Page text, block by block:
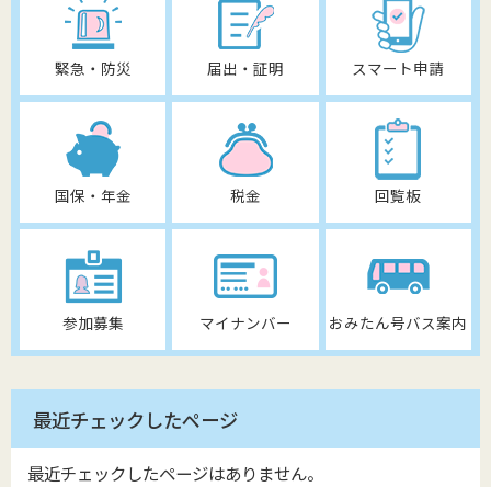
緊急・防災 届出・証明 スマート申請
国保・年金 税金 回覧板
参加募集 マイナンバー おみたん号バス案内
最近チェックしたページ
最近チェックしたページはありません。